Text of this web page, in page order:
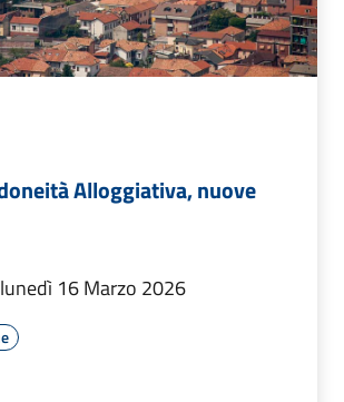
Alloggiativa, nuove
16 Marzo 2026